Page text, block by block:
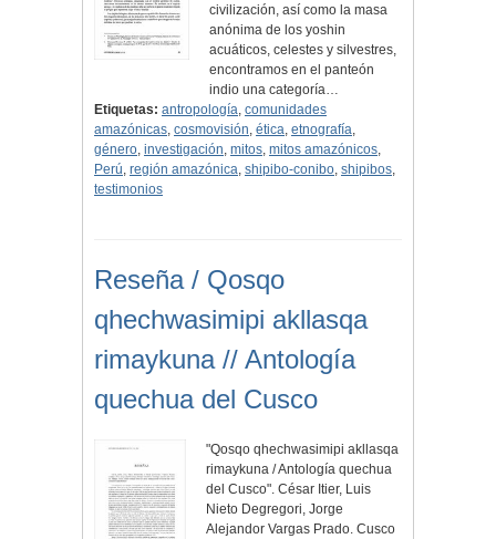
civilización, así como la masa
anónima de los yoshin
acuáticos, celestes y silvestres,
encontramos en el panteón
indio una categoría…
Etiquetas: antropología, comunidades
amazónicas, cosmovisión, ética, etnografía,
género, investigación, mitos, mitos amazónicos,
Perú, región amazónica, shipibo-conibo, shipibos,
testimonios
Reseña / Qosqo
qhechwasimipi akllasqa
rimaykuna // Antología
quechua del Cusco
"Qosqo qhechwasimipi akllasqa
rimaykuna / Antología quechua
del Cusco". César Itier, Luis
Nieto Degregori, Jorge
Alejandor Vargas Prado. Cusco